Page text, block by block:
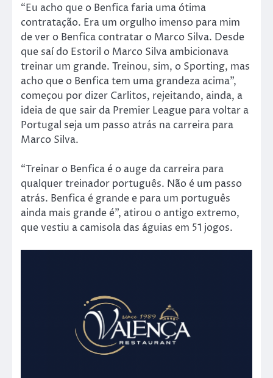
“Eu acho que o Benfica faria uma ótima
contratação. Era um orgulho imenso para mim
de ver o Benfica contratar o Marco Silva. Desde
que saí do Estoril o Marco Silva ambicionava
treinar um grande. Treinou, sim, o Sporting, mas
acho que o Benfica tem uma grandeza acima”,
começou por dizer Carlitos, rejeitando, ainda, a
ideia de que sair da Premier League para voltar a
Portugal seja um passo atrás na carreira para
Marco Silva.
“Treinar o Benfica é o auge da carreira para
qualquer treinador português. Não é um passo
atrás. Benfica é grande e para um português
ainda mais grande é”, atirou o antigo extremo,
que vestiu a camisola das águias em 51 jogos.